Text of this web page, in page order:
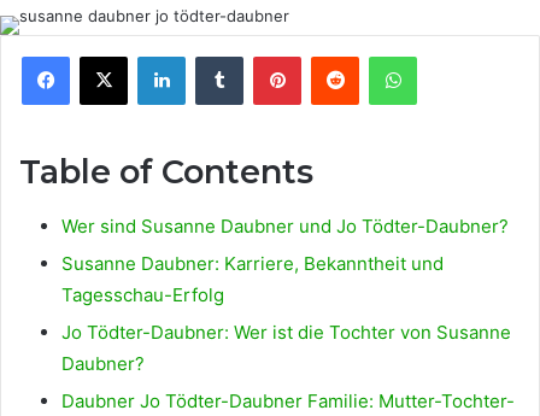
Facebook
X LinkedInTumblr PinterestReddit WhatsApp
Table of Contents
Wer sind Susanne Daubner und Jo Tödter-Daubner?
Susanne Daubner: Karriere, Bekanntheit und
Tagesschau-Erfolg
Jo Tödter-Daubner: Wer ist die Tochter von Susanne
Daubner?
Daubner Jo Tödter-Daubner Familie: Mutter-Tochter-